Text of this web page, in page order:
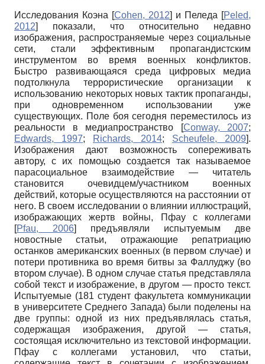
Исследования Коэна [Cohen, 2012] и Пеледа [Peled,
2012]
показали, что относительно недавно
изображения, распространяемые через социальные
сети, стали эффективным пропагандистским
инструментом во время военных конфликтов.
Быстро развивающаяся среда цифровых медиа
подтолкнула террористические организации к
использованию некоторых новых тактик пропаганды,
при одновременном использовании уже
существующих. Поле боя сегодня переместилось из
реальности в медиапространство
[Conway, 2007;
Edwards, 1997; Richards, 2014; Scheufele, 2009].
Изображения дают возможность сопереживать
автору, с их помощью создается так называемое
парасоциальное взаимодействие — читатель
становится очевидцем/участником военных
действий, которые осуществляются на расстоянии от
него. В своем исследовании о влиянии иллюстраций,
изображающих жертв войны, Пфау с коллегами
[Pfau, 2006]
предъявляли испытуемым две
новостные статьи, отражающие репатриацию
останков американских военных (в первом случае) и
потери противника во время битвы за Фаллуджу (во
втором случае). В одном случае статья представляла
собой текст и изображение, в другом — просто текст.
Испытуемые (181 студент факультета коммуникации
в университете Среднего Запада) были поделены на
две группы: одной из них предъявлялась статья,
содержащая изображения, другой — статья,
состоящая исключительно из текстовой информации.
Пфау с коллегами установил, что статьи,